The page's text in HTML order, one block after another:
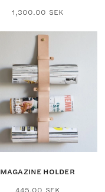
1,300.00 SEK
MAGAZINE HOLDER
445.00 SEK